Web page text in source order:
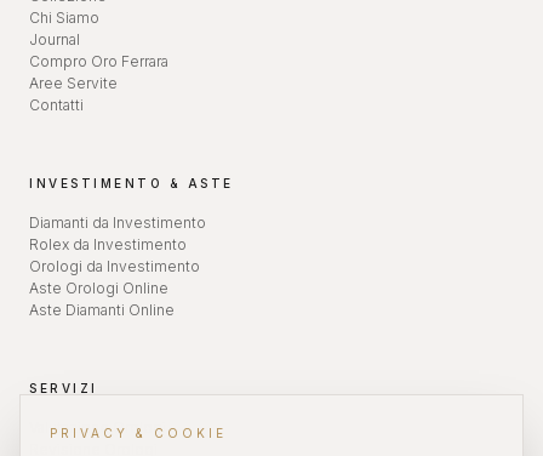
PRIVACY & COOKIE
Chi Siamo
Journal
Compro Oro Ferrara
Aree Servite
Contatti
INVESTIMENTO & ASTE
Diamanti da Investimento
Rolex da Investimento
Orologi da Investimento
Aste Orologi Online
Aste Diamanti Online
SERVIZI
Valutazione Orologi